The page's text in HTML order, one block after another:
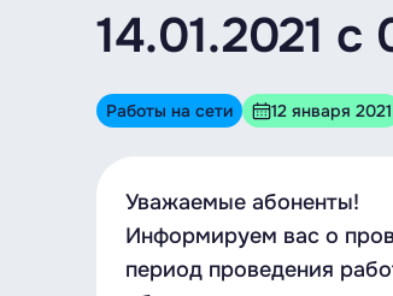
14.01.2021
Работы на сети 12 января 2021
Уважаемые абоненты!
Информируем вас о
период проведения